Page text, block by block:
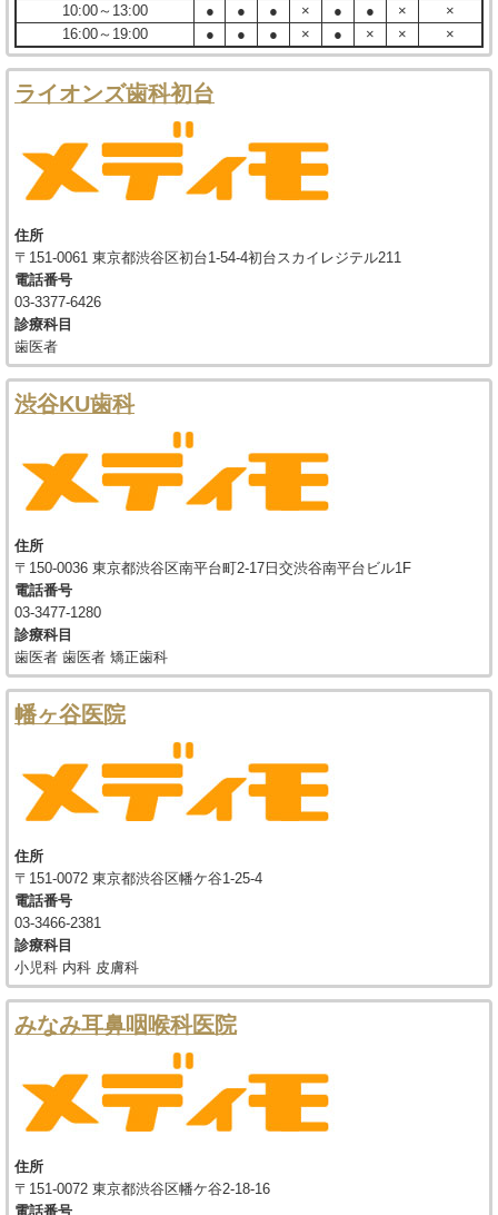
10:00～13:00
● ● ● × ● ● ×
×
16:00～19:00
● ● ● × ● × × ×
ライオンズ歯科初台
住所
〒151-0061 東京都渋谷区初台1-54-4初台スカイレジテル211
電話番号
03-3377-6426
診療科目
歯医者
渋谷KU歯科
住所
〒150-0036 東京都渋谷区南平台町2-17日交渋谷南平台ビル1F
電話番号
03-3477-1280
診療科目
歯医者 歯医者 矯正歯科
幡ヶ谷医院
住所
〒151-0072 東京都渋谷区幡ケ谷1-25-4
電話番号
03-3466-2381
診療科目
小児科 内科 皮膚科
みなみ耳鼻咽喉科医院
住所
〒151-0072 東京都渋谷区幡ケ谷2-18-16
電話番号